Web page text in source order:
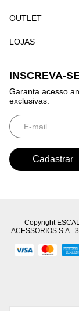
OUTLET
LOJAS
INSCREVA-
Garanta acesso
exclusivas.
Copyright
ACESSORIOS S.A -